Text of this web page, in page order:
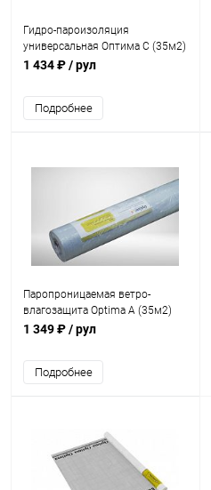
Гидро-пароизоляция
универсальная Оптима C (35м2)
1 434 ₽/ рул
Подробнее
Паропроницаемая ветро-
влагозащита Optima A (35м2)
1 349 ₽/ рул
Подробнее